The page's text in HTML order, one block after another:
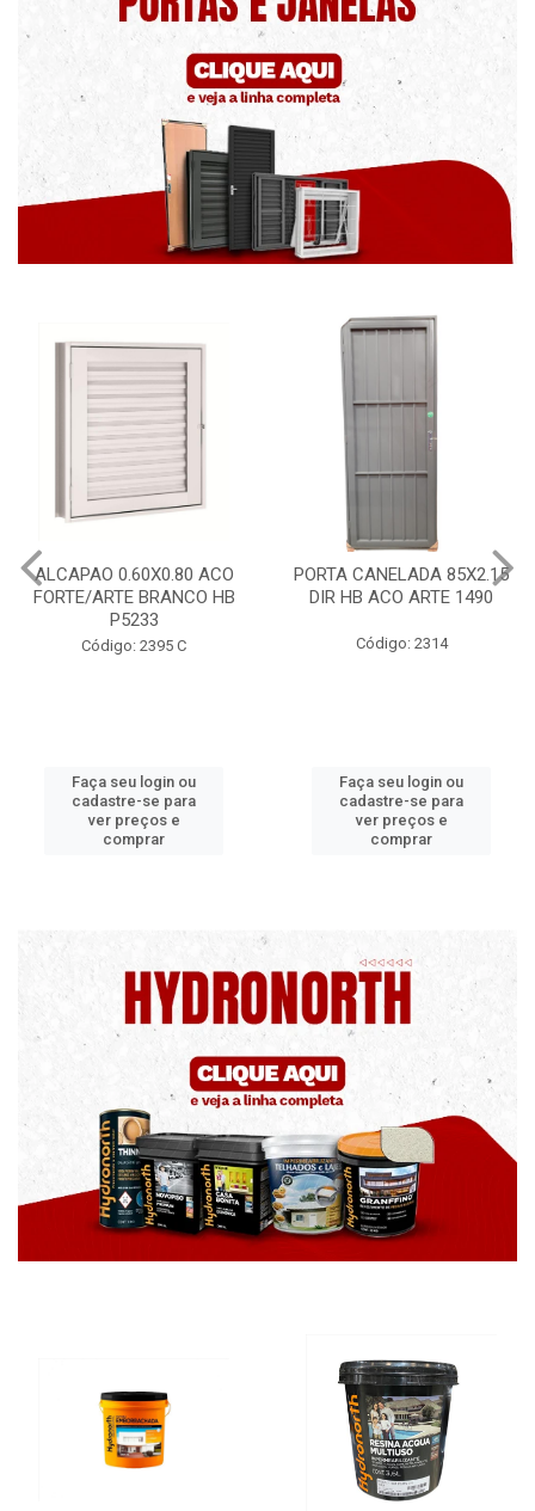
ALCAPAO 0.60X0.80 ACO
FORTE/ARTE BRANCO HB
P5233
Código: 2395 C
Faça seu login ou
cadastre-se para
ver preços e
comprar
PORTA CANELADA 85X2.15
DIR HB ACO ARTE 1490
Código: 2314
Faça seu login ou
cadastre-se para
ver preços e
comprar